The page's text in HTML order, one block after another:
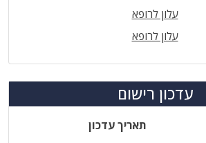
עלון לרופא
עלון לרופא
עדכון רישום
תאריך עדכון